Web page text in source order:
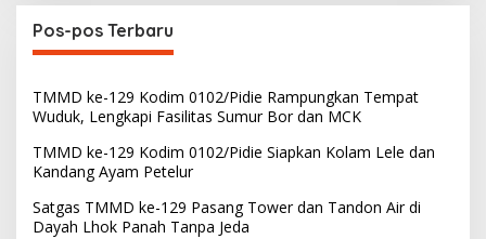
Pos-pos Terbaru
TMMD ke-129 Kodim 0102/Pidie Rampungkan Tempat
Wuduk, Lengkapi Fasilitas Sumur Bor dan MCK
TMMD ke-129 Kodim 0102/Pidie Siapkan Kolam Lele dan
Kandang Ayam Petelur
Satgas TMMD ke-129 Pasang Tower dan Tandon Air di
Dayah Lhok Panah Tanpa Jeda